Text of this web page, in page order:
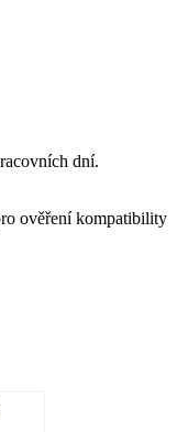
dní.
ověření kompatibility